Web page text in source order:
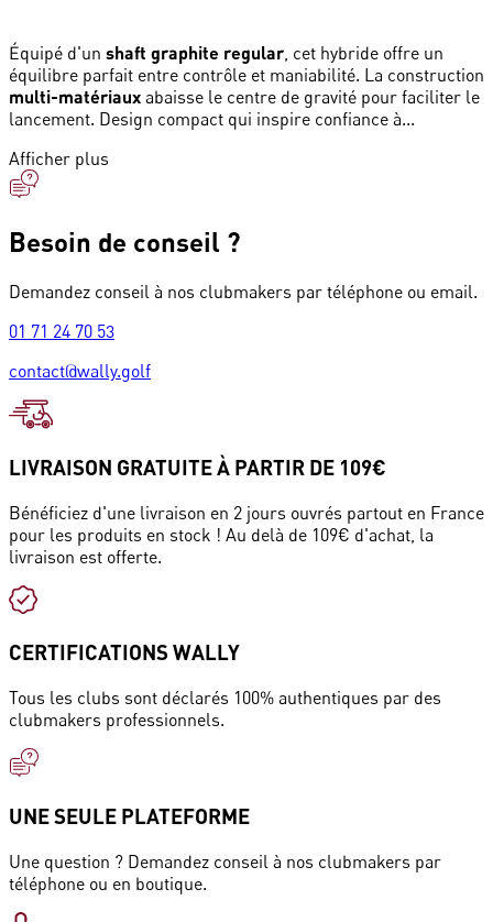
Équipé d'un shaft graphite regular, cet hybride offre un
équilibre parfait entre contrôle et maniabilité. La construction
multi-matériaux abaisse le centre de gravité pour faciliter le
lancement. Design compact qui inspire confiance à...
Afficher plus
Besoin de conseil ?
Demandez conseil à nos clubmakers par téléphone ou email.
01 71 24 70 53
contact@wally.golf
LIVRAISON GRATUITE À PARTIR DE 109€
Bénéficiez d'une livraison en 2 jours ouvrés partout en France
pour les produits en stock ! Au delà de 109€ d'achat, la
livraison est offerte.
CERTIFICATIONS WALLY
Tous les clubs sont déclarés 100% authentiques par des
clubmakers professionnels.
UNE SEULE PLATEFORME
Une question ? Demandez conseil à nos clubmakers par
téléphone ou en boutique.